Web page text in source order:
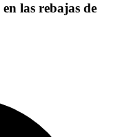
en las rebajas de